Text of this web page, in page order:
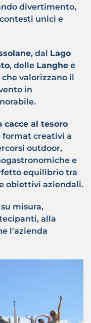
divertimento,
unici e
, dal Lago
, delle Langhe e
valorizzano il
in
cacce al tesoro
format creativi a
outdoor,
e
equilibrio tra
obiettivi aziendali.
misura,
alla
l'azienda